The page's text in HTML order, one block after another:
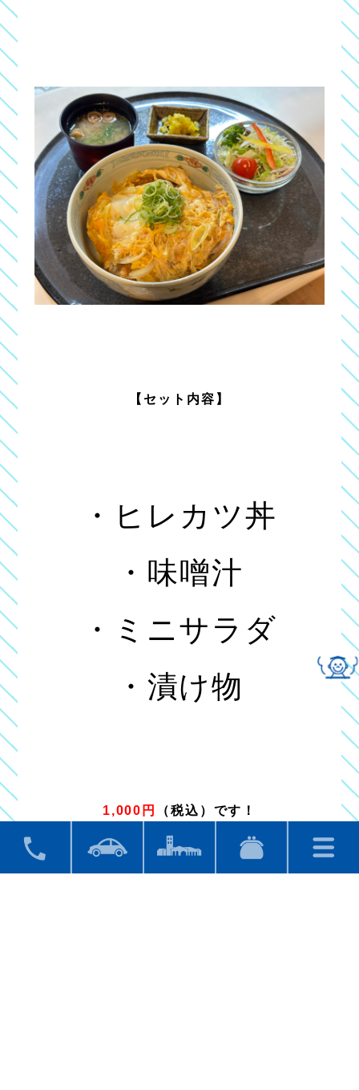
【セット内容】
・ヒレカツ丼
・味噌汁
・ミニサラダ
・漬け物
1,000円 （税込）です！